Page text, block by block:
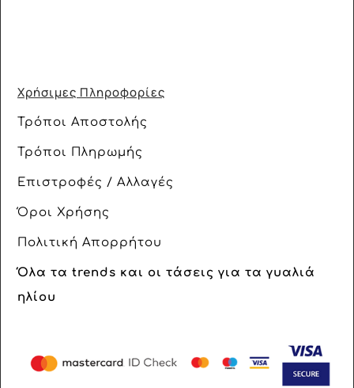
Χρήσιμες Πληροφορίες
Τρόποι Αποστολής
Τρόποι Πληρωμής
Επιστροφές / Αλλαγές
Όροι Χρήσης
Πολιτική Απορρήτου
Όλα τα trends και οι τάσεις για τα γυαλιά
ηλίου